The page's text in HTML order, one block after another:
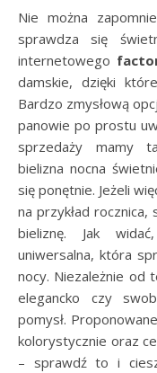
Nie można
sprawdza się
internetowego
damskie, dzięki
Bardzo zmysłową
panowie po prostu
sprzedaży mamy
bielizna nocna
się ponętnie. Jeżeli
na przykład
bieliznę. Jak
uniwersalna, która
nocy. Niezależnie od
elegancko czy
pomysł.
kolorystycznie oraz
– sprawdź to i ciesz